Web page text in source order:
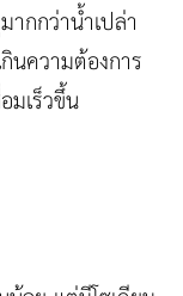
กกว่าน้ำเปล่า
นความต้องการ
มเร็วขึ้น